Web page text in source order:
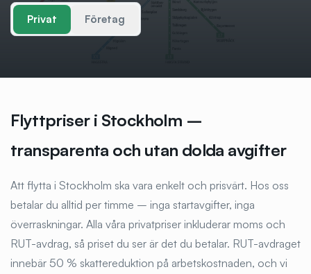
Privat Företag
Flyttpriser i Stockholm –
transparenta och utan dolda avgifter
Att flytta i Stockholm ska vara enkelt och prisvärt. Hos oss
betalar du alltid per timme – inga startavgifter, inga
överraskningar. Alla våra privatpriser inkluderar moms och
RUT-avdrag, så priset du ser är det du betalar. RUT-avdraget
innebär 50 % skattereduktion på arbetskostnaden, och vi